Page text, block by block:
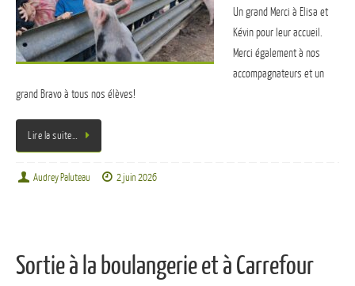
Un grand Merci à Elisa et
Kévin pour leur accueil.
Merci également à nos
accompagnateurs et un
grand Bravo à tous nos élèves!
Lire la suite…
Audrey Paluteau 2 juin 2026
Sortie à la boulangerie et à Carrefour